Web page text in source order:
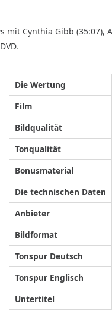
mit Cynthia Gibb (35:07),
Die Wertung
Film
Bildqualität
Tonqualität
Bonusmaterial
Die technischen Daten
Anbieter
Bildformat
Tonspur Deutsch
Tonspur Englisch
Untertitel